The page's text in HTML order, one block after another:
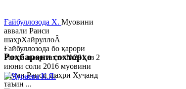
Ғайбуллозода Х. Муовини
аввали Раиси
шаҳрХайруллоÂ
Ғайбуллозода бо қарори
Раиси шаҳр таҳти №281 аз 2
июни соли 2016 муовини
якуми Раиси шаҳри Хуҷанд
таъин ...
Роҳбарони сохторҳо